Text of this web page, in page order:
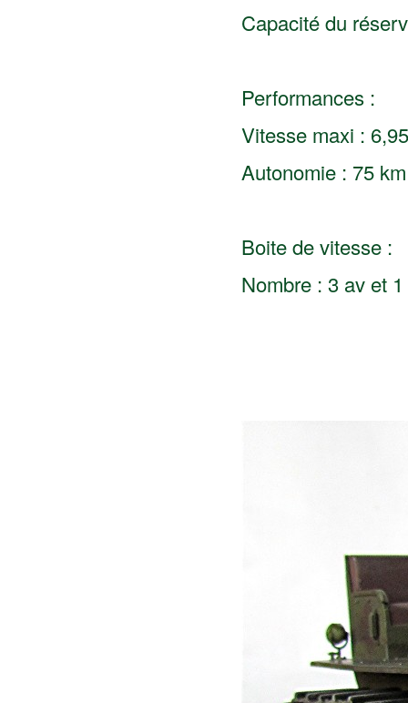
Capacité du
Performances :
Vitesse maxi :
Autonomie : 75 km
Boite de vitesse :
Nombre : 3 av et